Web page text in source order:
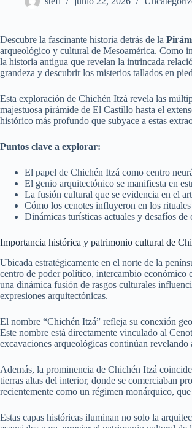
Descubre la fascinante historia detrás de la
arqueológico y cultural de Mesoamérica. Como
la historia antigua que revelan la intrincada
grandeza y descubrir los misterios tallados en
Esta exploración de Chichén Itzá revela las
majestuosa pirámide de El Castillo hasta el
histórico más profundo que subyace a estas
Puntos clave a explorar:
El papel de Chichén Itzá como centro
El genio arquitectónico se manifiesta en
La fusión cultural que se evidencia en el
Cómo los cenotes influyeron en los
Dinámicas turísticas actuales y desafíos
Importancia histórica y patrimonio cultural de
Ubicada estratégicamente en el norte de la
centro de poder político, intercambio económico
una dinámica fusión de rasgos culturales
expresiones arquitectónicas.
El nombre “Chichén Itzá” refleja su conexión
Este nombre está directamente vinculado al
excavaciones arqueológicas continúan
Además, la prominencia de Chichén Itzá
tierras altas del interior, donde se comerciaban
recientemente como un régimen monárquico,
Estas capas históricas iluminan no solo la